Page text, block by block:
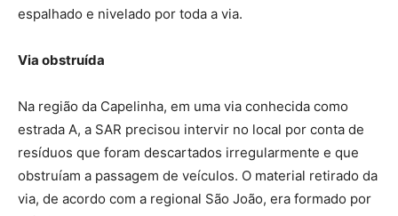
espalhado e nivelado por toda a via.
Via obstruída
Na região da Capelinha, em uma via conhecida como
estrada A, a SAR precisou intervir no local por conta de
resíduos que foram descartados irregularmente e que
obstruíam a passagem de veículos. O material retirado da
via, de acordo com a regional São João, era formado por